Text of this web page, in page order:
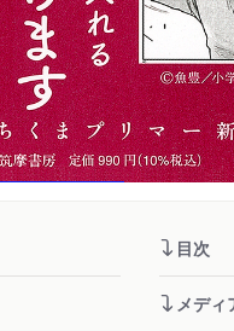
目次
メディ